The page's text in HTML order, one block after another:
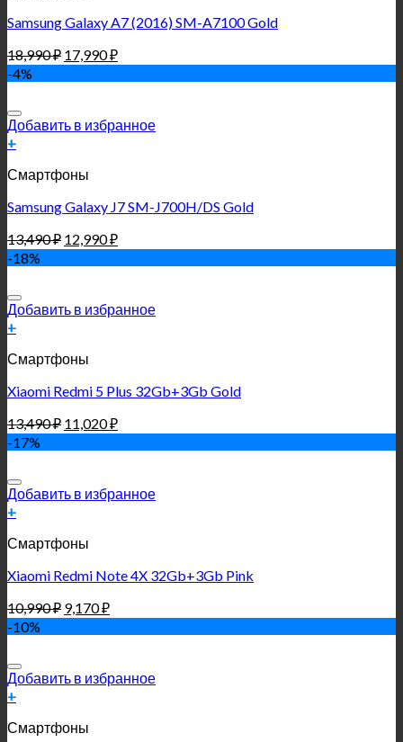
Samsung Galaxy A7 (2016) SM-A7100 Gold
18,990₽ 17,990₽
-4%
Добавить в избранное
+
Смартфоны
Samsung Galaxy J7 SM-J700H/DS Gold
13,490₽ 12,990₽
-18%
Добавить в избранное
+
Смартфоны
Xiaomi Redmi 5 Plus 32Gb+3Gb Gold
13,490₽ 11,020₽
-17%
Добавить в избранное
+
Смартфоны
Xiaomi Redmi Note 4X 32Gb+3Gb Pink
10,990₽ 9,170₽
-10%
Добавить в избранное
+
Смартфоны